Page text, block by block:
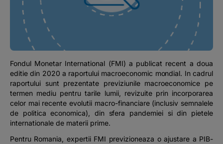
The MacRO Zone
Pentru antreprenori
Banking, pe relaxare
Fondul Monetar International (FMI) a publicat recent a doua
editie din 2020 a raportului macroeconomic mondial. In cadrul
raportului sunt prezentate previziunile macroeconomice pe
termen mediu pentru tarile lumii, revizuite prin incorporarea
celor mai recente evolutii macro-financiare (inclusiv semnalele
de politica economica), din sfera pandemiei si din pietele
internationale de materii prime.
Pentru Romania, expertii FMI previzioneaza o ajustare a PIB-